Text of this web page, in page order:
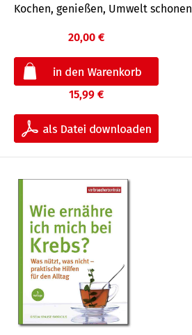
Kochen, genießen, Umwelt schonen
20,00 €
15,99 €